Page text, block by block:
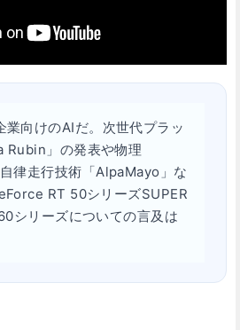
業向けのAIだ。次世代プラッ
Rubin」の発表や物理
律走行技術「AlpaMayo」な
RT 50シリーズSUPER
シリーズについての言及は